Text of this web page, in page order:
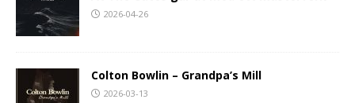
2026-04-26
Colton Bowlin – Grandpa’s Mill
2026-03-13